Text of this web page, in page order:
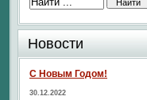
Новости
С Новым Годом!
30.12.2022